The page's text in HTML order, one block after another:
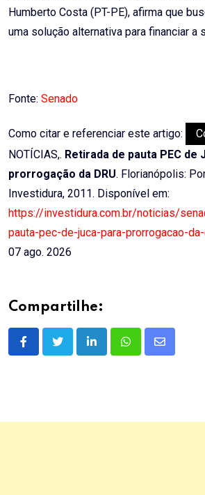
Humberto Costa (PT-PE), afirma que
uma solução alternativa para financiar a
Fonte: Senado
Como citar e referenciar este artigo:
NOTÍCIAS,. Retirada de pauta PEC de
prorrogação da DRU. Florianópolis:
Investidura, 2011. Disponível em:
https://investidura.com.br/noticias/
pauta-pec-de-juca-para-prorrogacao-
07 ago. 2026
Compartilhe:
LinkedInWhatsappShare